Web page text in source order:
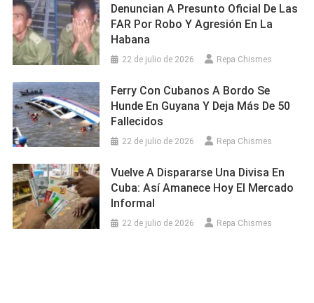
Denuncian A Presunto Oficial De Las
FAR Por Robo Y Agresión En La
Habana
22 de julio de 2026 Repa Chismes
Ferry Con Cubanos A Bordo Se
Hunde En Guyana Y Deja Más De 50
Fallecidos
22 de julio de 2026 Repa Chismes
Vuelve A Dispararse Una Divisa En
Cuba: Así Amanece Hoy El Mercado
Informal
22 de julio de 2026 Repa Chismes